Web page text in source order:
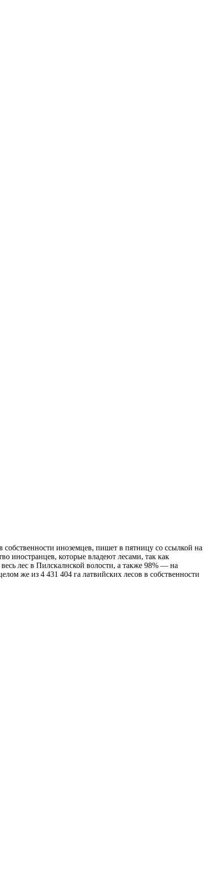
иноземцев, пишет в пятницу со ссылкой на
иностранцев, которые владеют лесами, так как
лес в Пилскалнской волости, а также 98% — на
же из 4 431 404 га латвийских лесов в собственности